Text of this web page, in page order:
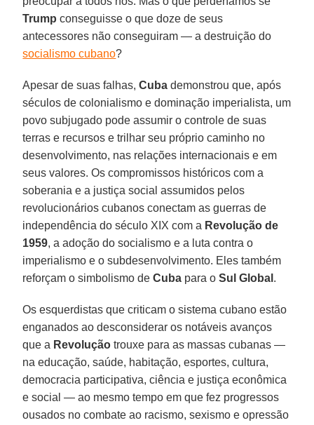
Trump conseguisse o que doze de seus
antecessores não conseguiram — a destruição do
socialismo cubano?
Apesar de suas falhas,Cuba demonstrou que, após
séculos de colonialismo e dominação imperialista, um
povo subjugado pode assumir o controle de suas
terras e recursos e trilhar seu próprio caminho no
desenvolvimento, nas relações internacionais e em
seus valores. Os compromissos históricos com a
soberania e a justiça social assumidos pelos
revolucionários cubanos conectam as guerras de
independência do século XIX com a Revolução de
1959, a adoção do socialismo e a luta contra o
imperialismo e o subdesenvolvimento. Eles também
reforçam o simbolismo deCuba para oSul Global .
Os esquerdistas que criticam o sistema cubano estão
enganados ao desconsiderar os notáveis ​​avanços
que a Revolução trouxe para as massas cubanas —
na educação, saúde, habitação, esportes, cultura,
democracia participativa, ciência e justiça econômica
e social — ao mesmo tempo em que fez progressos
ousados ​​no combate ao racismo, sexismo e opressão